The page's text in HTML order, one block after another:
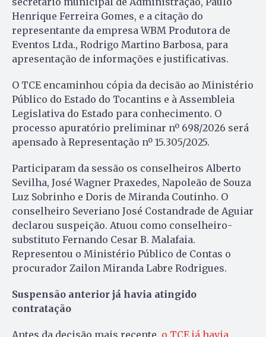
Henrique Ferreira Gomes, e a citação do
representante da empresa WBM Produtora de
Eventos Ltda., Rodrigo Martino Barbosa, para
apresentação de informações e justificativas.
O TCE encaminhou cópia da decisão ao Ministério
Público do Estado do Tocantins e à Assembleia
Legislativa do Estado para conhecimento. O
processo apuratório preliminar nº 698/2026 será
apensado à Representação nº 15.305/2025.
Participaram da sessão os conselheiros Alberto
Sevilha, José Wagner Praxedes, Napoleão de Souza
Luz Sobrinho e Doris de Miranda Coutinho. O
conselheiro Severiano José Costandrade de Aguiar
declarou suspeição. Atuou como conselheiro-
substituto Fernando Cesar B. Malafaia.
Representou o Ministério Público de Contas o
procurador Zailon Miranda Labre Rodrigues.
Suspensão anterior já havia atingido
contratação
Antes da decisão mais recente, o TCE já havia